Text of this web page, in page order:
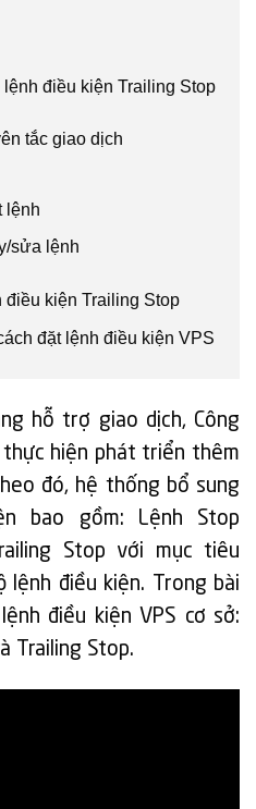
điều kiện Trailing Stop
tắc giao dịch
lệnh
sửa lệnh
điều kiện Trailing Stop
đặt lệnh điều kiện VPS
hỗ trợ giao dịch, Công
hiện phát triển thêm
đó, hệ thống bổ sung
bao gồm: Lệnh Stop
Stop với mục tiêu
lệnh điều kiện. Trong bài
điều kiện VPS cơ sở:
Trailing Stop.